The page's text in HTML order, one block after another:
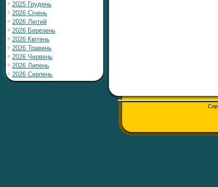
2025 Грудень
2026 Січень
2026 Лютий
2026 Березень
2026 Квітень
2026 Травень
2026 Червень
2026 Липень
2026 Серпень